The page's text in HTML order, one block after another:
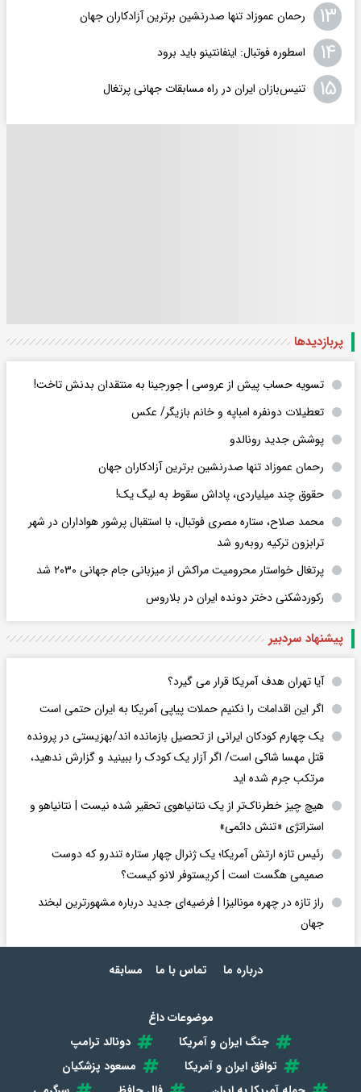
۱۳ رحمان عموزاد تنها صدرنشین برترین آزادکاران جهان
۱۴ اسطوره فوتبال: اینفانتینو باید برود
۱۵ تنیس‌بازان ایران در راه مسابقات جهانی پرتغال
پربازدید‌ها
تسویه حساب پیش از عروسی | جورجینا به منتقدان بدنش تاخت!
تعطیلات دونفره امباپه و خانم بازیگر/ عکس
پوشش جدید رونالدو
رحمان عموزاد تنها صدرنشین برترین آزادکاران جهان
حقوق چند میلیاردی، پاداش سقوط به لیگ یک!
محمد صلاح، ستاره مصری فوتبال، با استقبال پرشور هواداران در شهر
ترابزون ترکیه روبه‌رو شد
پرتغال خواستار محرومیت مراکش از میزبانی جام جهانی ۲۰۳۰ شد
رکوردشکنی دختر دونده ایران در بلاروس
پیشنهاد سردبیر
آیا تهران هدف آمریکا قرار می گیرد؟
اگر این اقدامات را نکنیم حملات پیاپی آمریکا به ایران حتمی است
یک چهارم کودکان ایرانی از تحصیل بازمانده اند/بهزیستی در پرونده
قتل مهسا شاکی است/ اگر آزار یک کودک را ببینید و گزارش ندهید،
مرتکب جرم شده اید
هیچ چیز خطرناک‌تر از یک نتانیاهوی تحقیر شده نیست | نتانیاهو و
استراتژی «تنش دائمی»
رئیس تازه ارتش آمریکا؛ یک ژنرال چهار ستاره تندرو که دوست
صمیمی هگست است | کریستوفر لانو کیست؟
راز تازه در چهره مونالیزا | فرضیه‌ای جدید درباره مشهورترین لبخند
جهان
درباره ما تماس با ما مسابقه
موضوعات داغ
جنگ ایران و آمریکا
دونالد ترامپ
توافق ایران و آمریکا
مسعود پزشکیان